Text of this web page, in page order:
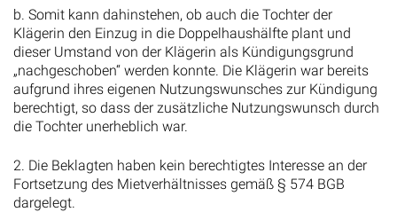
b. Somit kann dahinstehen, ob auch die Tochter der
Klägerin den Einzug in die Doppelhaushälfte plant und
dieser Umstand von der Klägerin als Kündigungsgrund
„nachgeschoben“ werden konnte. Die Klägerin war bereits
aufgrund ihres eigenen Nutzungswunsches zur Kündigung
berechtigt, so dass der zusätzliche Nutzungswunsch durch
die Tochter unerheblich war.
2. Die Beklagten haben kein berechtigtes Interesse an der
Fortsetzung des Mietverhältnisses gemäß § 574 BGB
dargelegt.